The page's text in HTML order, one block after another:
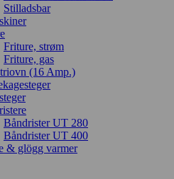
Stilladsbar
Friture, strøm
Friture, gas
(16 Amp.)
Båndrister UT 280
Båndrister UT 400
& glögg varmer